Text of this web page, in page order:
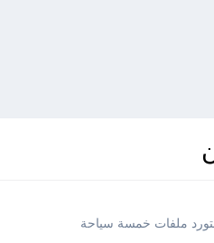
ملفات خمسة سياحة